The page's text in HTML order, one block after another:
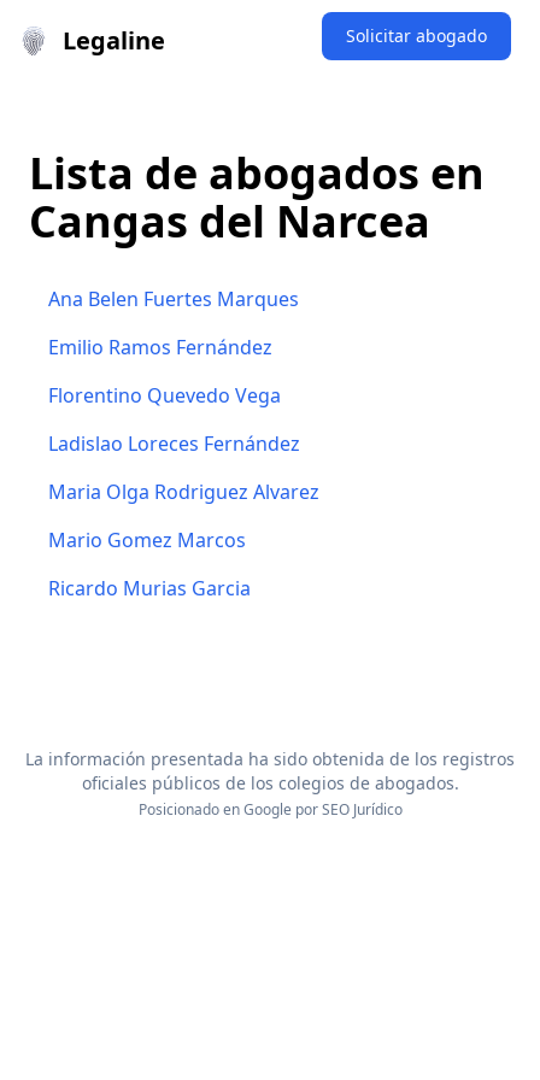
Legaline Solicitar abogado
Lista de abogados en
Cangas del Narcea
Ana Belen Fuertes Marques
Emilio Ramos Fernández
Florentino Quevedo Vega
Ladislao Loreces Fernández
Maria Olga Rodriguez Alvarez
Mario Gomez Marcos
Ricardo Murias Garcia
La información presentada ha sido obtenida de los registros
oficiales públicos de los colegios de abogados.
Posicionado en Google porSEO Jurídico